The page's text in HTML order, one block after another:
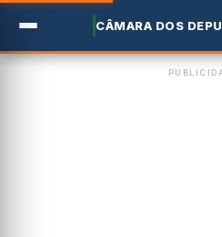
CÂMARA DOS